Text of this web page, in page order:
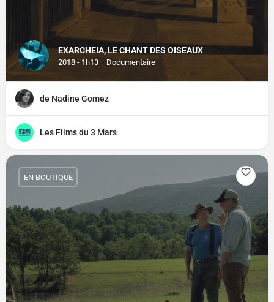
EXARCHEIA, LE CHANT DES OISEAUX
2018 - 1h13 Documentaire
de Nadine Gomez
Les Films du 3 Mars
EN BOUTIQUE